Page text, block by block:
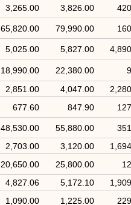
3,826.00
3,265.00
79,990.00
65,820.00
5,827.00
5,025.00
22,380.00
18,990.00
4,047.00
2,851.00
847.90
677.60
55,880.00
48,530.00
3,120.00
2,703.00
25,800.00
20,650.00
5,172.10
4,827.06
1,225.00
1,090.00